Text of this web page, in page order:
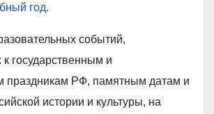
год.
событий,
государственным и
праздникам РФ, памятным датам и
истории и культуры, на